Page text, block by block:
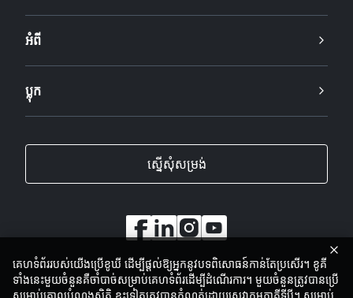
អំពី
ប្លុក
ស្នើសុំសម្រង់
គេហទំព័ររបស់យើងប្រើខូឃី ដើម្បីផ្តល់ឱ្យអ្នកនូវបទពិសោធន៍កាន់តែប្រសើរ។ ខូគី
ទាំងនេះមួយចំនួនគឺចាំបាច់សម្រាប់គេហទំព័រដើម្បីដំណើរការ។ មួយចំនួនត្រូវបានប្រើ